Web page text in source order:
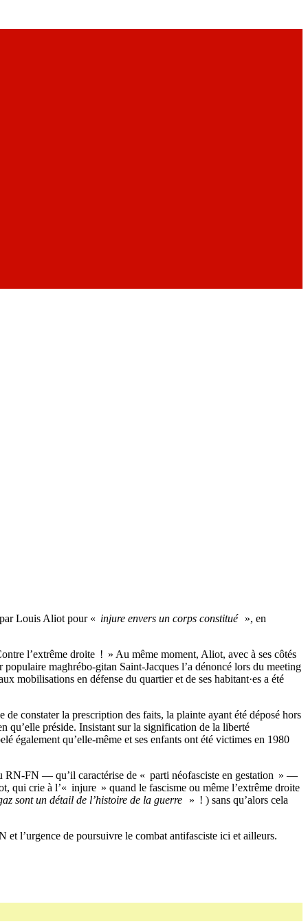
Louis Aliot pour « injure envers un corps constitué », en
l’extrême droite ! » Au même moment, Aliot, avec à ses côtés
maghrébo-gitan Saint-Jacques l’a dénoncé lors du meeting
mobilisations en défense du quartier et de ses habitant·es a été
constater la prescription des faits, la plainte ayant été déposé hors
qu’elle préside. Insistant sur la signification de la liberté
également qu’elle-même et ses enfants ont été victimes en 1980
RN-FN — qu’il caractérise de « parti néofasciste en gestation » —
qui crie à l’« injure » quand le fascisme ou même l’extrême droite
sont un détail de l’histoire de la guerre
» ! ) sans qu’alors cela
l’urgence de poursuivre le combat antifasciste ici et ailleurs.